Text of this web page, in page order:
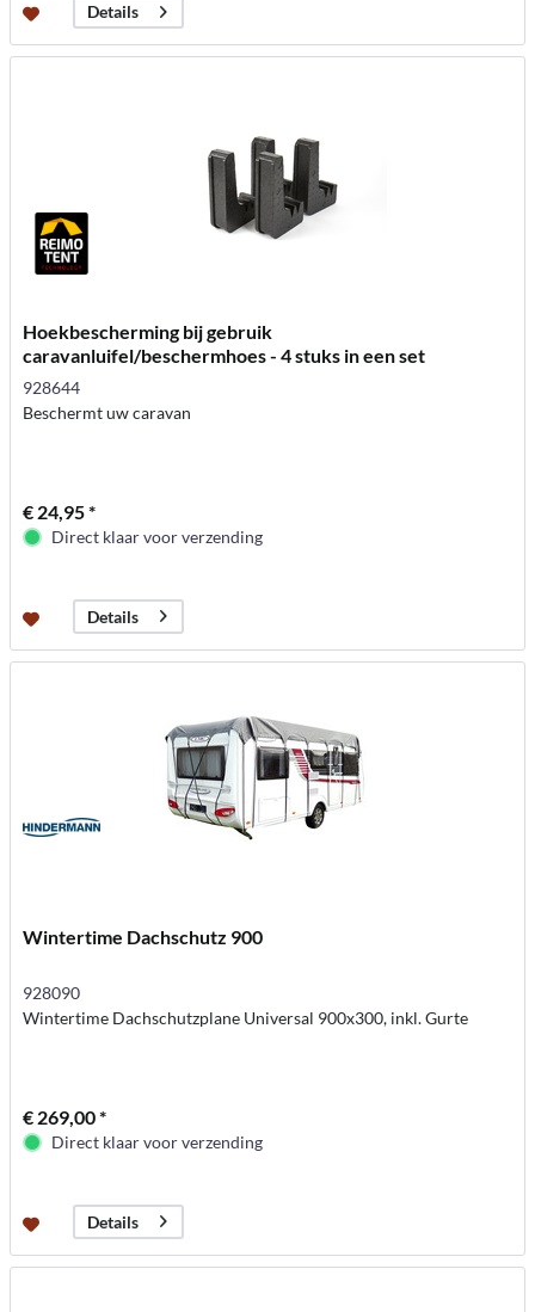
Details
Hoekbescherming bij gebruik
caravanluifel/beschermhoes - 4 stuks in een set
928644
Beschermt uw caravan
€ 24,95 *
Direct klaar voor verzending
Details
Wintertime Dachschutz 900
928090
Wintertime Dachschutzplane Universal 900x300, inkl. Gurte
€ 269,00 *
Direct klaar voor verzending
Details